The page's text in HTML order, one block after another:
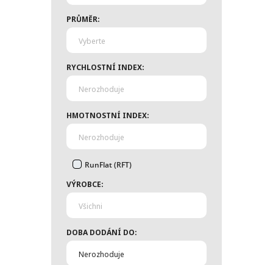
PRŮMĚR:
Vyberte
RYCHLOSTNÍ INDEX:
Nerozhoduje
HMOTNOSTNÍ INDEX:
Nerozhoduje
RunFlat (RFT)
VÝROBCE:
Všichni
DOBA DODÁNÍ DO:
Nerozhoduje